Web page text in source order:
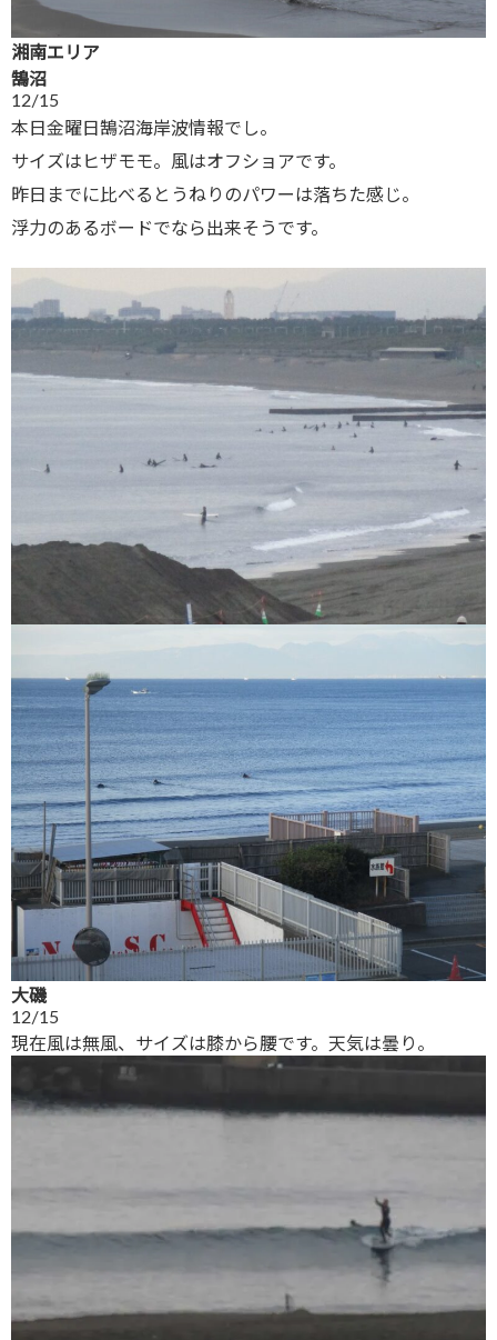
湘南エリア
鵠沼
12/15
本日金曜日鵠沼海岸波情報でし。
サイズはヒザモモ。風はオフショアです。
昨日までに比べるとうねりのパワーは落ちた感じ。
浮力のあるボードでなら出来そうです。
大磯
12/15
現在風は無風、サイズは膝から腰です。天気は曇り。